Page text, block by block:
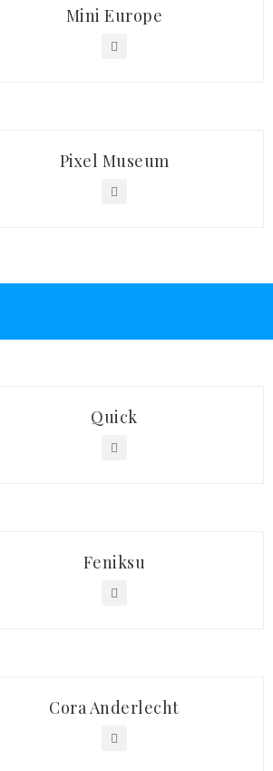
Mini Europe
Pixel Museum
Quick
Feniksu
Cora Anderlecht